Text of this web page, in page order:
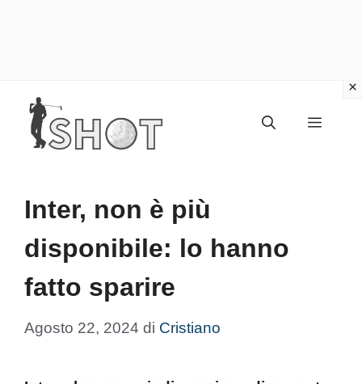
contenuto
Menu
Inter, non è più
disponibile: lo hanno
fatto sparire
Agosto 22, 2024 di Cristiano